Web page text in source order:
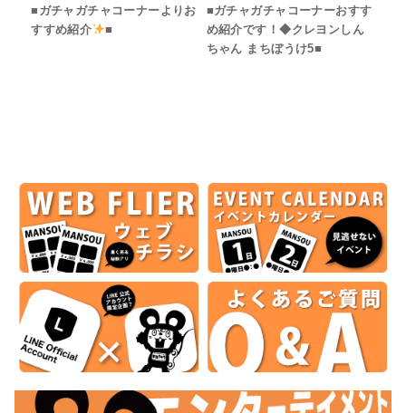
■ガチャガチャコーナーよりお
すすめ紹介
■
■ガチャガチャコーナーおすす
め紹介です！◆クレヨンしん
ちゃん まちぼうけ5■